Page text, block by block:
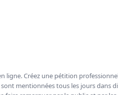
Créez une pétition
mentionnées tous les jours dans